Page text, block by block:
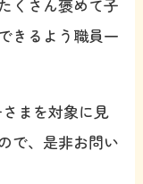
くさん褒めて子
きるよう職員一
まを対象に見
で、是非お問い